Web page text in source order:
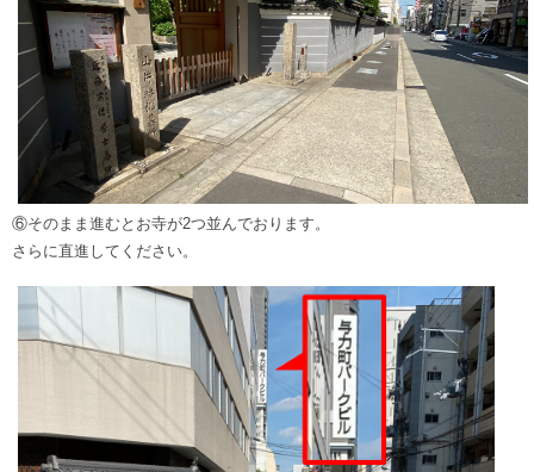
⑥そのまま進むとお寺が2つ並んでおります。
さらに直進してください。